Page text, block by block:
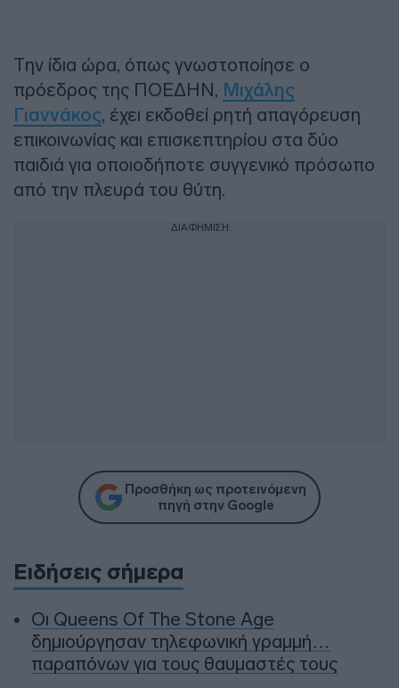
Την ίδια ώρα, όπως γνωστοποίησε ο
πρόεδρος της ΠΟΕΔΗΝ, Μιχάλης
Γιαννάκος, έχει εκδοθεί ρητή απαγόρευση
επικοινωνίας και επισκεπτηρίου στα δύο
παιδιά για οποιοδήποτε συγγενικό πρόσωπο
από την πλευρά του θύτη.
ΔΙΑΦΗΜΙΣΗ
Προσθήκη ως προτεινόμενη
πηγή στην Google
Ειδήσεις σήμερα
Οι Queens Of The Stone Age
δημιούργησαν τηλεφωνική γραμμή…
παραπόνων για τους θαυμαστές τους